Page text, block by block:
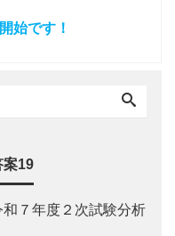
始です！
案19
７年度２次試験分析